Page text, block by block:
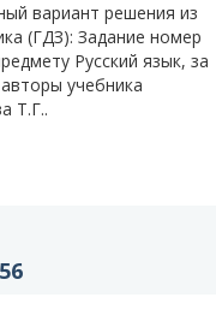
вариант решения из
(ГДЗ): Задание номер
Русский язык, за
учебника
Т.Г..